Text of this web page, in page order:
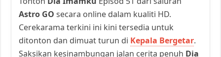
Astro GO secara online dalam kualiti HD.
Cerekarama terkini ini kini tersedia untuk
ditonton dan dimuat turun di Kepala Bergetar.
Saksikan kesinambungan jalan cerita penuh Dia